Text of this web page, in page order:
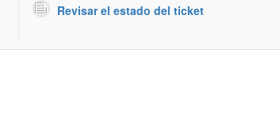
Revisar el estado del ticket